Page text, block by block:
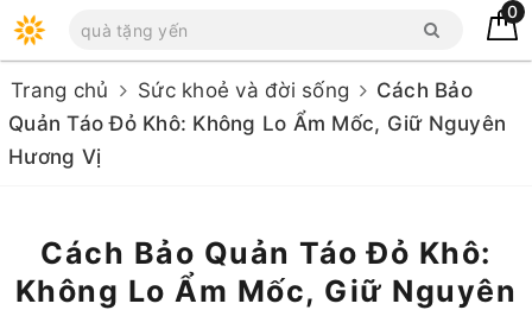
0
Trang chủ Sức khoẻ và đời sống
Cách Bảo
Quản Táo Đỏ Khô: Không Lo Ẩm Mốc, Giữ Nguyên
Hương Vị
Cách Bảo Quản Táo Đỏ Khô:
Không Lo Ẩm Mốc, Giữ Nguyên